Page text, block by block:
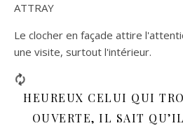
ATTRAY
Le clocher en façade attire
une visite, surtout l'intérieur.
HEUREUX CELUI QUI
OUVERTE, IL SAIT